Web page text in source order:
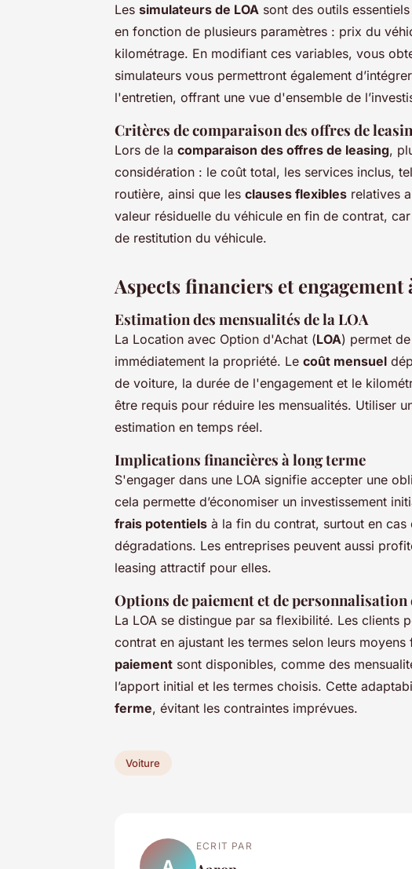
Les simulateurs de LOA sont des outils
en fonction de plusieurs paramètres : prix du
kilométrage. En modifiant ces variables, vous
simulateurs vous permettront également
l'entretien, offrant une vue d'ensemble de
Critères de comparaison des offres de
Lors de la comparaison des offres de leasing,
considération : le coût total, les services inclus,
routière, ainsi que les clauses flexibles relatives
valeur résiduelle du véhicule en fin de contrat,
de restitution du véhicule.
Aspects financiers et engagement
Estimation des mensualités de la LOA
La Location avec Option d'Achat (LOA) permet
immédiatement la propriété. Le coût mensuel
de voiture, la durée de l'engagement et le
être requis pour réduire les mensualités. Utiliser
estimation en temps réel.
Implications financières à long terme
S'engager dans une LOA signifie accepter une
cela permette d’économiser un investissement
frais potentiels à la fin du contrat, surtout en
dégradations. Les entreprises peuvent aussi
leasing attractif pour elles.
Options de paiement et de
La LOA se distingue par sa flexibilité. Les clients
contrat en ajustant les termes selon leurs
paiement sont disponibles, comme des
l’apport initial et les termes choisis. Cette
ferme, évitant les contraintes imprévues.
Voiture
ECRIT PAR